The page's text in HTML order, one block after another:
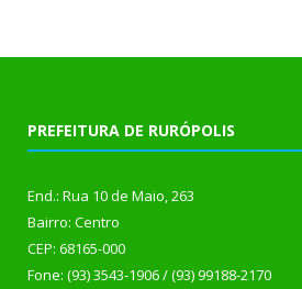
PREFEITURA DE RURÓPOLIS
End.: Rua 10 de Maio, 263
Bairro: Centro
CEP: 68165-000
Fone: (93) 3543-1906 / (93) 99188-2170